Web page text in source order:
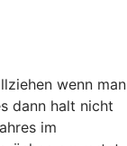
wenn man
dann halt nicht
im